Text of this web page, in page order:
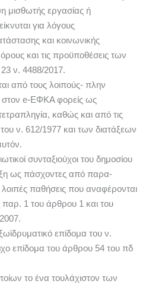
μισθωτής εργασίας ή
για λόγους
και κοινωνικής
και τις προϋποθέσεις των
ν. 4488/2017.
από τους λοιπούς- πλην
στον e-ΕΦΚΑ φορείς ως
καθώς και από τις
ν. 612/1977 και των διατάξεων
συνταξιούχοι του δημοσίου
ως πάσχοντες από παρα-
λοιπές παθήσεις που αναφέρονται
παρ. 1 του άρθρου 1 και του
επίδομα του ν.
επίδομα του άρθρου 54 του πδ
το ένα τουλάχιστον των